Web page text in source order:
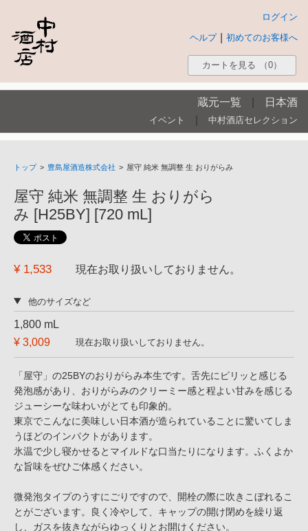
ログイン
初めてのお客様へ
ヘルプ
カートを見る （0）
蔵元一覧 日本酒
イベント 中村酒店セレクション
トップ > 豊島屋酒造株式会社 > 屋守 純米 無調整 生 おりがらみ
屋守 純米 無調整 生 おりがら
み [H25BY] [720 mL]
¥ 1,533 現在お取り扱いしておりません。
他のサイズなど
1,800 mL
¥ 3,009
現在お取り扱いしておりません。
「屋守」の25BYのおりがらみ本生です。舌先にピリッと感じる
発泡感があり、おりがらみのクリーミー感と程よい甘みを感じる
ジューシーな味わいがとても印象的。
東京でこんなに美味しい日本酒が造られていることに驚いてしま
うほどのインパクトがあります。
氷温で少し寝かせるとマイルドな口当たりになります。ふくよか
な旨味をぜひご体感ください。
微発泡タイプのうすにごりですので、開栓の際に吹きこぼれるこ
とがございます。良く冷やして、キャップの開け閉めを繰り返
し、ガスを抜きながらゆっくりとお開けください。